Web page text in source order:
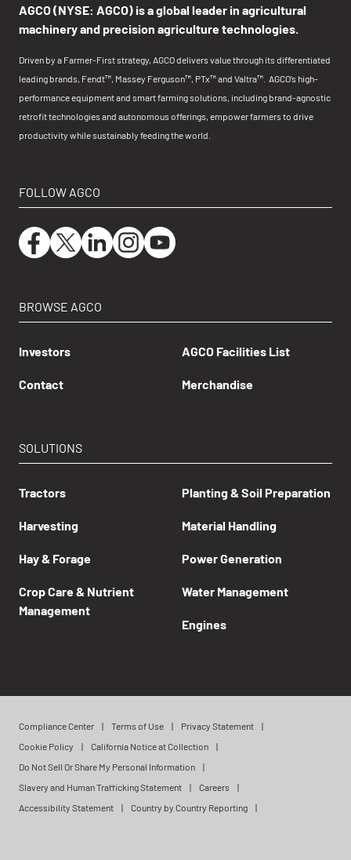
AGCO (NYSE: AGCO) is a global leader in agricultural
machinery and precision agriculture technologies.
Driven by a Farmer-First strategy, AGCO delivers value through its differentiated
leading brands, Fendt™, Massey Ferguson™, PTx™ and Valtra™. AGCO’s high-
performance equipment and smart farming solutions, including brand-agnostic
retrofit technologies and autonomous offerings, empower farmers to drive
productivity while sustainably feeding the world.
FOLLOW AGCO
BROWSE AGCO
Investors
Contact
AGCO Facilities List
Merchandise
SOLUTIONS
Tractors
Harvesting
Hay & Forage
Crop Care & Nutrient
Management
Planting & Soil Preparation
Material Handling
Power Generation
Water Management
Engines
Compliance Center Terms of Use
Privacy Statement
Cookie Policy
California Notice at Collection
Do Not Sell Or Share My Personal Information
Slavery and Human Trafficking Statement
Careers
Accessibility Statement
Country by Country Reporting